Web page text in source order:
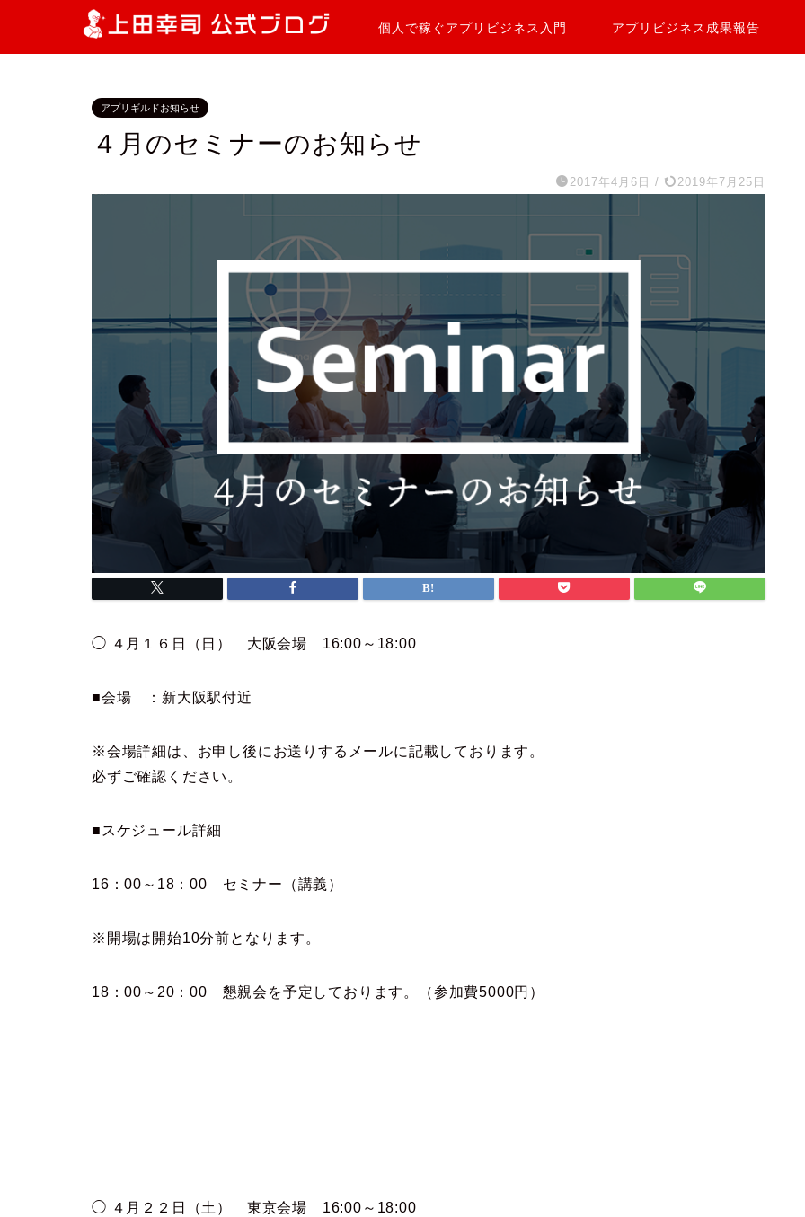
個人で稼ぐアプリビジネス入門 アプリビジネス成果報告
アプリギルドお知らせ
４月のセミナーのお知らせ
2017年4月6日 / 2019年7月25日
◯ ４月１６日（日） 大阪会場 16:00～18:00
■会場 ：新大阪駅付近
※会場詳細は、お申し後にお送りするメールに記載しております。
必ずご確認ください。
■スケジュール詳細
16：00～18：00 セミナー（講義）
※開場は開始10分前となります。
18：00～20：00 懇親会 を予定しております。（参加費5000円）
◯ ４月２２日（土） 東京会場 16:00～18:00